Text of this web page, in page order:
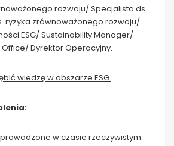
rozwoju/ Specjalista ds.
ryzyka zrównoważonego rozwoju/
ESG/ Sustainability Manager/
Dyrektor Operacyjny.
wiedzę w obszarze ESG.
w czasie rzeczywistym.